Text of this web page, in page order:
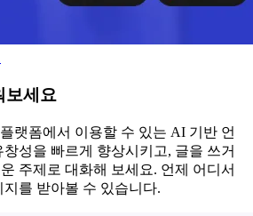
보세요
랫폼에서 이용할 수 있는 AI 기반 언
성을 빠르게 향상시키고, 글을 쓰거
주제로 대화해 보세요. 언제 어디서
를 받아볼 수 있습니다.